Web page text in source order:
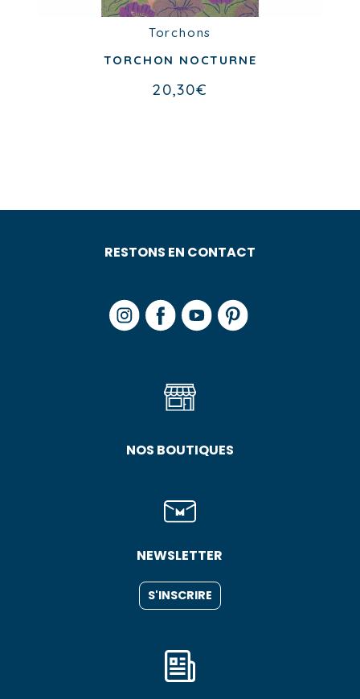
Torchons
TORCHON NOCTURNE
20,30€
RESTONS EN CONTACT
NOS BOUTIQUES
NEWSLETTER
S'INSCRIRE